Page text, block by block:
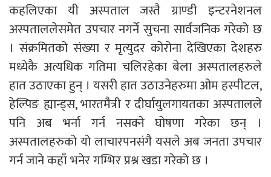
कहलिएका यी अस्पताल जस्तै ग्राण्डी इन्टरनेशनल
अस्पताललेसमेत उपचार नगर्ने सुचना सार्वजनिक गरेको छ
। संक्रमितको संख्या र मृत्युदर कोरोना देखिएका देशहरु
मध्येकै अत्यधिक गतिमा चलिरहेका बेला अस्पतालहरुले
हात उठाएका हुन् । यसरी हात उठाउनेहरुमा ओम हस्पीटल,
हेल्पिङ ह्यान्ड्स, भारतमैत्री र दीर्घायुलगायतका अस्पतालले
पनि अब भर्ना गर्न नसक्ने घोषणा गरेका छन् ।
अस्पतालहरुको यो लाचारपनसंगै यसले अब जनता उपचार
गर्न जाने कहाँ भनेर गम्भिर प्रश्न खडा गरेको छ ।